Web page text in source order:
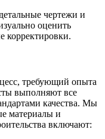
чертежи и
оценить
корректировки.
требующий опыта
выполняют все
качества. Мы
материалы и
включают: